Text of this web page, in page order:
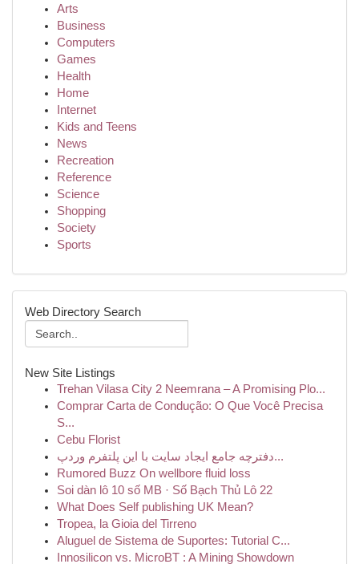
Arts
Business
Computers
Games
Health
Home
Internet
Kids and Teens
News
Recreation
Reference
Science
Shopping
Society
Sports
Web Directory Search
New Site Listings
Trehan Vilasa City 2 Neemrana – A Promising Plo...
Comprar Carta de Condução: O Que Você Precisa
S...
Cebu Florist
دفترچه جامع ایجاد سایت با این پلتفرم وردپ...
Rumored Buzz On wellbore fluid loss
Soi dàn lô 10 số MB · Số Bạch Thủ Lô 22
What Does Self publishing UK Mean?
Tropea, la Gioia del Tirreno
Aluguel de Sistema de Suportes: Tutorial C...
Innosilicon vs. MicroBT : A Mining Showdown